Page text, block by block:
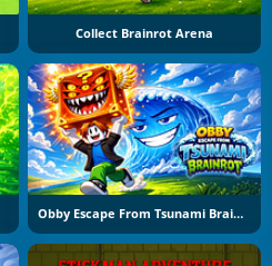
Collect Brainrot Arena
Obby Escape From Tsunami Brainrot